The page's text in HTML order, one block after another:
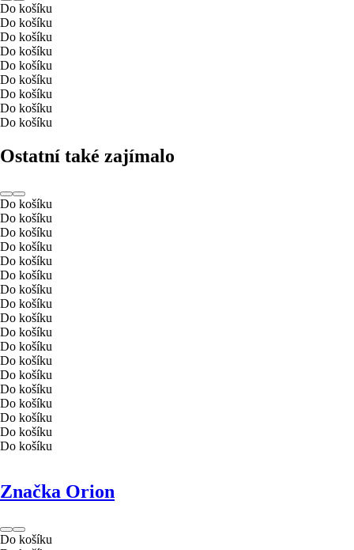
Do košíku
Do košíku
Do košíku
Do košíku
Do košíku
Do košíku
Do košíku
Do košíku
Do košíku
Ostatní také zajímalo
Do košíku
Do košíku
Do košíku
Do košíku
Do košíku
Do košíku
Do košíku
Do košíku
Do košíku
Do košíku
Do košíku
Do košíku
Do košíku
Do košíku
Do košíku
Do košíku
Do košíku
Do košíku
Značka Orion
Do košíku